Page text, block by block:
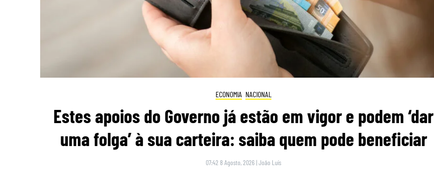
ECONOMIA NACIONAL
Estes apoios do Governo já estão em vigor e podem ‘dar
uma folga’ à sua carteira: saiba quem pode beneficiar
07:42 8 Agosto, 2026 |João Luís